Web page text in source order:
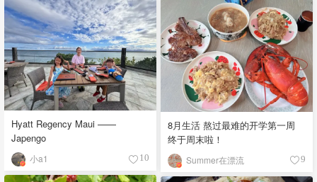
Hyatt Regency Maui ——
Japengo
小a1 10
8月生活 熬过最难的开学第一周
终于周末啦！
Summer在漂流 9